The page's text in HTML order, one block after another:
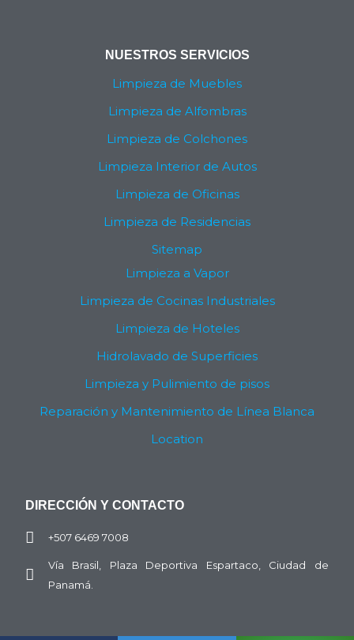
e
r
m
NUESTROS SERVICIOS
Limpieza de Muebles
Limpieza de Alfombras
Limpieza de Colchones
Limpieza Interior de Autos
Limpieza de Oficinas
Limpieza de Residencias
Sitemap
Limpieza a Vapor
Limpieza de Cocinas Industriales
Limpieza de Hoteles
Hidrolavado de Superficies
Limpieza y Pulimiento de pisos
Reparación y Mantenimiento de Línea Blanca
Location
DIRECCIÓN Y CONTACTO
+507 6469 7008
Vía Brasil, Plaza Deportiva Espartaco, Ciudad de
Panamá.